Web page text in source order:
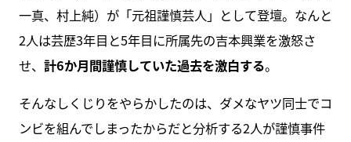
一真、村上純）が「元祖謹慎芸人」として登壇。なんと
2人は芸歴3年目と5年目に所属先の吉本興業を激怒さ
せ、 計6か月間謹慎していた過去を激白する。
そんなしくじりをやらかしたのは、ダメなヤツ同士でコ
ンビを組んでしまったからだと分析する2人が謹慎事件